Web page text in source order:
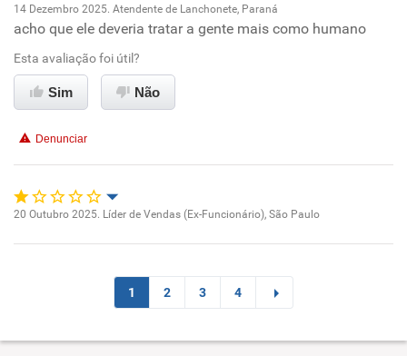
Oportunidade de promoção
Ambiente de trabalho
Benefícios
Não recomenda esta empresa
14 Dezembro 2025. Atendente de Lanchonete, Paraná
acho que ele deveria tratar a gente mais como humano
Esta avaliação foi útil?
Sim Não
Denunciar
Ambiente de trabalho
20 Outubro 2025. Líder de Vendas (Ex-Funcionário), São Paulo
1 2 3 4